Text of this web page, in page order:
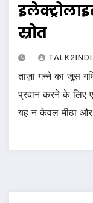
स्रोत
ताज़ा गन्ने का जूस
प्रदान करने के लिए
यह न केवल मीठा